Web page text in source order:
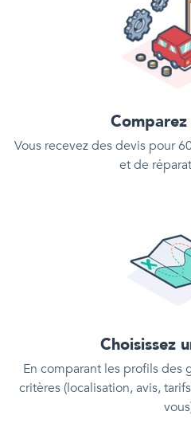
Vous recevez des devis pour
et de
Choisissez
En comparant les profils des
critères (localisation, avis,